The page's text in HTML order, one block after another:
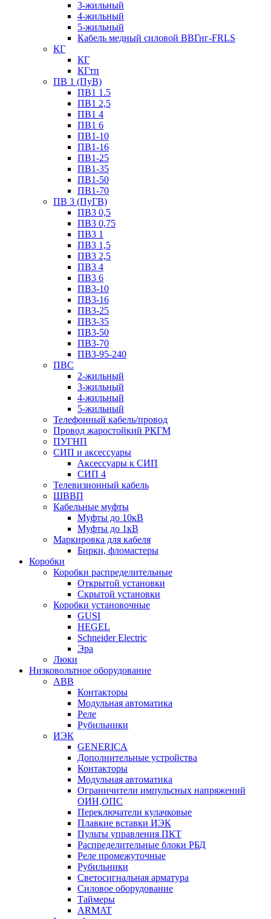
3-жильный
4-жильный
5-жильный
Кабель медный силовой ВВГнг-FRLS
КГ
КГ
КГтп
ПВ 1 (ПуВ)
ПВ1 1.5
ПВ1 2,5
ПВ1 4
ПВ1 6
ПВ1-10
ПВ1-16
ПВ1-25
ПВ1-35
ПВ1-50
ПВ1-70
ПВ 3 (ПуГВ)
ПВ3 0,5
ПВ3 0,75
ПВ3 1
ПВ3 1,5
ПВ3 2,5
ПВ3 4
ПВ3 6
ПВ3-10
ПВ3-16
ПВ3-25
ПВ3-35
ПВ3-50
ПВ3-70
ПВ3-95-240
ПВС
2-жильный
3-жильный
4-жильный
5-жильный
Телефонный кабель/провод
Провод жаростойкий РКГМ
ПУГНП
СИП и аксессуары
Аксессуары к СИП
СИП 4
Телевизионный кабель
ШВВП
Кабельные муфты
Муфты до 10кВ
Муфты до 1кВ
Маркировка для кабеля
Бирки, фломастеры
Коробки
Коробки распределительные
Открытой установки
Скрытой установки
Коробки установочные
GUSI
HEGEL
Schneider Electric
Эра
Люки
Низковольтное оборудование
ABB
Контакторы
Модульная автоматика
Реле
Рубильники
ИЭК
GENERICA
Дополнительные устройства
Контакторы
Модульная автоматика
Ограничители импульсных напряжений
ОИН,ОПС
Переключатели кулачковые
Плавкие вставки ИЭК
Пульты управления ПКТ
Распределительные блоки РБД
Реле промежуточные
Рубильники
Светосигнальная арматура
Силовое оборудование
Таймеры
ARMAT